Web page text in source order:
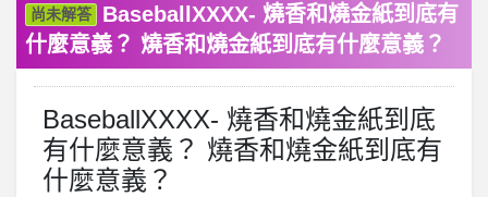
尚未解答
BaseballXXXX- 燒香和燒金紙到底有
什麼意義？ 燒香和燒金紙到底有什麼意義？
BaseballXXXX- 燒香和燒金紙到底
有什麼意義？ 燒香和燒金紙到底有
什麼意義？